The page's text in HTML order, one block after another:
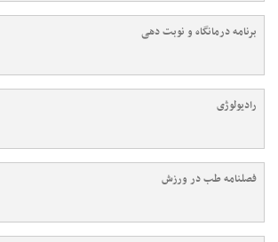
برنامه درمانگاه و نوبت دهی
رادیولوژی
فصلنامه طب در ورزش